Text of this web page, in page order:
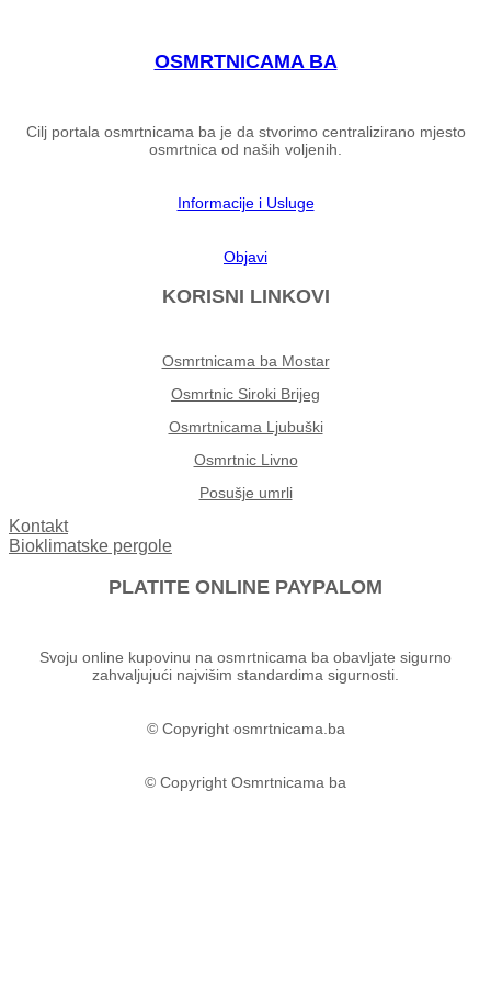
OSMRTNICAMA BA
Cilj portala osmrtnicama ba je da stvorimo centralizirano mjesto
osmrtnica od naših voljenih.
Informacije i Usluge
Objavi
KORISNI LINKOVI
Osmrtnicama ba Mostar
Osmrtnic Siroki Brijeg
Osmrtnicama Ljubuški
Osmrtnic Livno
Posušje umrli
Kontakt
Bioklimatske pergole
PLATITE ONLINE PAYPALOM
Svoju online kupovinu na osmrtnicama ba obavljate sigurno
zahvaljujući najvišim standardima sigurnosti.
© Copyright osmrtnicama.ba
© Copyright Osmrtnicama ba